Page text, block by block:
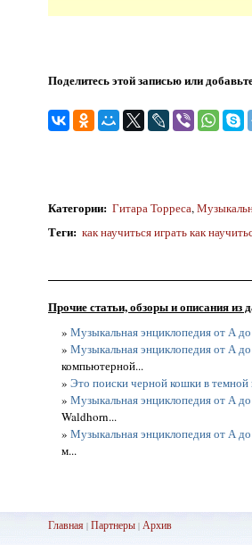
Поделитесь этой записью или
Категории: Гитара Торреса,
Теги: как научиться играть как
Прочие статьи, обзоры и описания из
» Музыкальная энциклопедия от А
» Музыкальная энциклопедия от А
компьютерной...
» Это поиски черной кошки в темной
» Музыкальная энциклопедия от А
Waldhorn...
» Музыкальная энциклопедия от А
м...
Главная| Партнеры| Архив